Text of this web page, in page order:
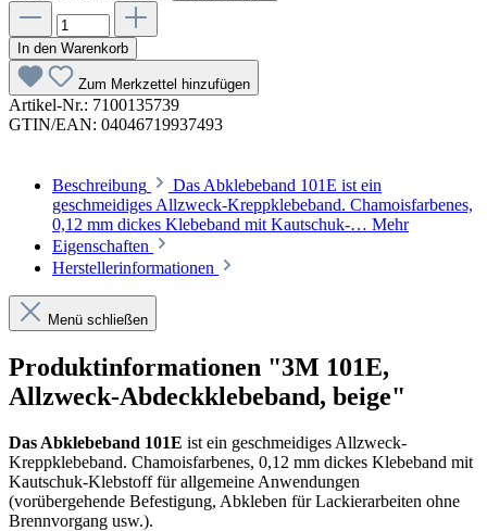
In den Warenkorb
Zum Merkzettel hinzufügen
Artikel-Nr.: 7100135739
GTIN/EAN: 04046719937493
Beschreibung
Das Abklebeband 101E ist ein
geschmeidiges Allzweck-Kreppklebeband. Chamoisfarbenes,
0,12 mm dickes Klebeband mit Kautschuk-… Mehr
Eigenschaften
Herstellerinformationen
Menü schließen
Produktinformationen "3M 101E,
Allzweck-Abdeckklebeband, beige"
Das Abklebeband 101E ist ein geschmeidiges Allzweck-
Kreppklebeband. Chamoisfarbenes, 0,12 mm dickes Klebeband mit
Kautschuk-Klebstoff für allgemeine Anwendungen
(vorübergehende Befestigung, Abkleben für Lackierarbeiten ohne
Brennvorgang usw.).